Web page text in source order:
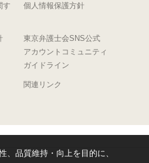
、品質維持・向上を目的に、
す
個人情報保護方針
東京弁護士会SNS公式
アカウントコミュニティ
ガイドライン
関連リンク